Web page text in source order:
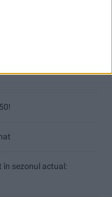
sezonul actual: